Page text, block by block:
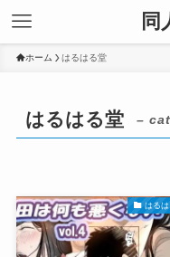
同
ホーム はるはる堂
はるはる堂 –
はる